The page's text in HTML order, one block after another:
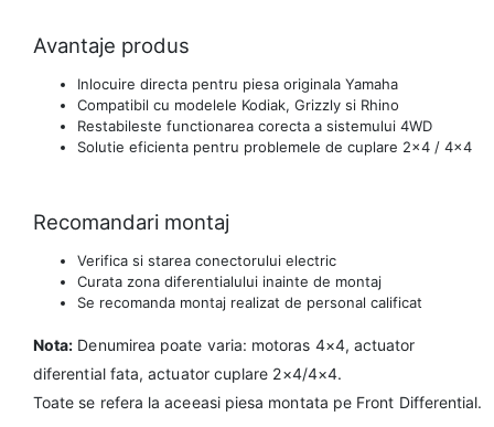
Avantaje produs
Inlocuire directa pentru piesa originala Yamaha
Compatibil cu modelele Kodiak, Grizzly si Rhino
Restabileste functionarea corecta a sistemului 4WD
Solutie eficienta pentru problemele de cuplare 2×4 / 4×4
Recomandari montaj
Verifica si starea conectorului electric
Curata zona diferentialului inainte de montaj
Se recomanda montaj realizat de personal calificat
Nota: Denumirea poate varia: motoras 4×4, actuator
diferential fata, actuator cuplare 2×4/4×4.
Toate se refera la aceeasi piesa montata pe Front Differential.